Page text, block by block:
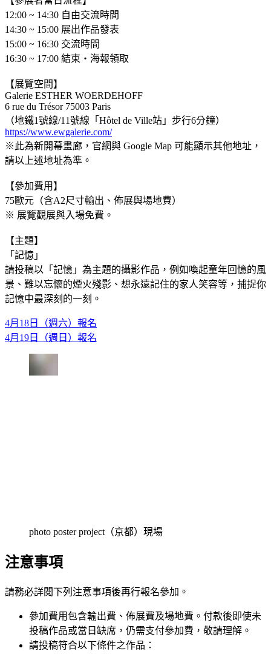
12:00 ~ 14:30 自由交流時間
14:30 ~ 15:00 展出作品發表
15:00 ~ 16:30 交流時間
16:30 ~ 17:00 結束・海報領取
【展覽空間】
Galerie ESTHER WOERDEHOFF
6 rue du Trésor 75003 Paris
（地鐵1號線/11號線「Hôtel de Ville站」步行6分鐘）
https://www.ewgalerie.com/
※此為新開幕畫廊，官網與 Google Map 可能顯示其他地址，
請以上述地址為準。
【參加費用】
75歐元（含A2尺寸輸出、佈展與場地費）
※ 展覽觀展與入場免費。
【主題】
「記憶」
請投稿以「記憶」為主題的攝影作品，例如喚起童年回憶的風
景、難以忘懷的煙火殘影、想永遠記住的家人笑容等，捕捉你
記憶中最深刻的一刻。
4月18日（週六）報名
4月19日（週日）報名
photo poster project（京都）現場
注意事項
請務必詳閱下列注意事項後再行報名參加。
參加費用包含輸出費、佈展費及場地費。付款後即使未
投稿作品或當日缺席，仍需支付參加費，敬請理解。
請投稿符合以下條件之作品：